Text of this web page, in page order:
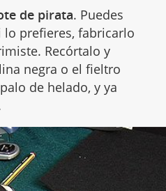
de pirata. Puedes
prefieres, fabricarlo
Recórtalo y
negra o el fieltro
de helado, y ya